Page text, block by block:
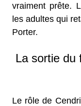
vraiment prête.
les adultes qui
Porter.
La sortie du
Le rôle de